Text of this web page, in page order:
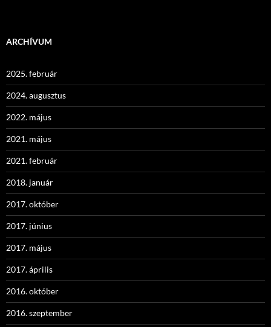
ARCHÍVUM
2025. február
2024. augusztus
2022. május
2021. május
2021. február
2018. január
2017. október
2017. június
2017. május
2017. április
2016. október
2016. szeptember